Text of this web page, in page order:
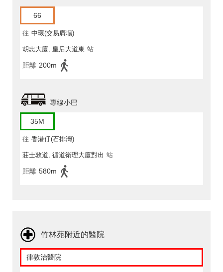
66
往 中環(交易廣場)
胡忠大廈, 皇后大道東 站
距離 200m
專線小巴
35M
往 香港仔(石排灣)
莊士敦道, 循道衛理大廈對出 站
距離 580m
竹林苑附近的醫院
律敦治醫院